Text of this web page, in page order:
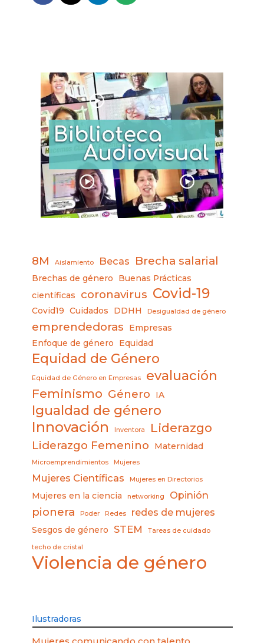
8M Aislamiento Becas Brecha salarial
Brechas de género
Buenas Prácticas
científicas
coronavirus Covid-19
Covid19 Cuidados DDHH Desigualdad de género
emprendedoras
Empresas
Enfoque de género
Equidad
Equidad de Género
Equidad de Género en Empresas evaluación
Feminismo Género IA
Igualdad de género
Innovación Inventora Liderazgo
Liderazgo Femenino Maternidad
Microemprendimientos Mujeres
Mujeres Científicas Mujeres en Directorios
Mujeres en la ciencia networking Opinión
pionera Poder Redes redes de mujeres
Sesgos de género STEM Tareas de cuidado
techo de cristal
Violencia de género
Ilustradoras